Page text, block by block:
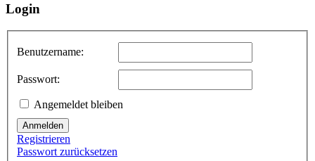
Login
Benutzername:
Passwort:
Angemeldet bleiben
Anmelden
Registrieren
Passwort zurücksetzen